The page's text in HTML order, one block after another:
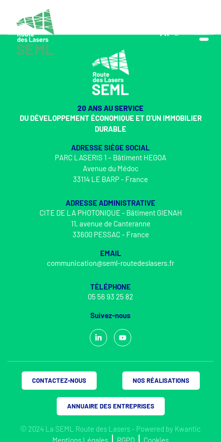
FR
EN
20 ANS AU SERVICE
DU DÉVELOPPEMENT ÉCONOMIQUE ET D’UN IMMOBILIER
DURABLE
ADRESSE SIÈGE SOCIAL
PARC LASERIS 1 – Bâtiment HEGOA
Avenue du Médoc
33114 LE BARP - France
ADRESSE ADMINISTRATIVE
CITE DE LA PHOTONIQUE - Bâtiment GIENAH
11, avenue de Canteranne
33600 PESSAC - France
EMAIL
communication@seml-routedeslasers.fr
TÉLÉPHONE
05 56 93 25 82
Suivez-nous
© 2024 La SEML Route des Lasers - Powered by Kwantic
Mentions Légales
RGPD Cookies
CONTACTEZ-NOUS NOS RÉALISATIONS
ANNUAIRE DES ENTREPRISES